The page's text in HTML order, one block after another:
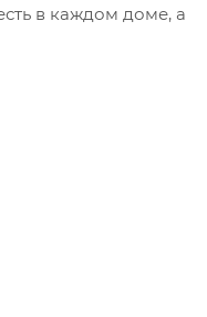
в каждом доме, а